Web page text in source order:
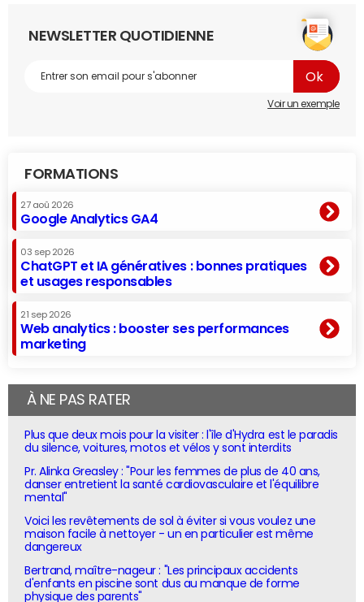
NEWSLETTER QUOTIDIENNE
Voir un exemple
FORMATIONS
27 aoû 2026
Google Analytics GA4
03 sep 2026
ChatGPT et IA génératives : bonnes pratiques
et usages responsables
21 sep 2026
Web analytics : booster ses performances
marketing
À NE PAS RATER
Plus que deux mois pour la visiter : l'île d'Hydra est le paradis
du silence, voitures, motos et vélos y sont interdits
Pr. Alinka Greasley : "Pour les femmes de plus de 40 ans,
danser entretient la santé cardiovasculaire et l'équilibre
mental"
Voici les revêtements de sol à éviter si vous voulez une
maison facile à nettoyer - un en particulier est même
dangereux
Bertrand, maître-nageur : "Les principaux accidents
d'enfants en piscine sont dus au manque de forme
physique des parents"